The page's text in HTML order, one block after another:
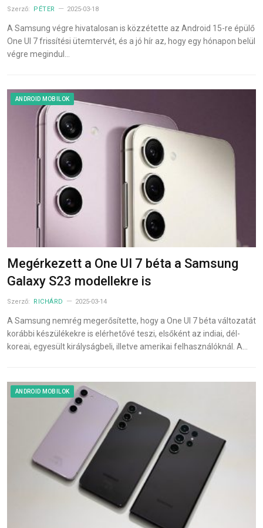
Szerző: PÉTER 2025-03-18
A Samsung végre hivatalosan is közzétette az Android 15-re épülő
One UI 7 frissítési ütemtervét, és a jó hír az, hogy egy hónapon belül
végre megindul…
ANDROID MOBILOK
Megérkezett a One UI 7 béta a Samsung
Galaxy S23 modellekre is
Szerző: RICHÁRD 2025-03-14
A Samsung nemrég megerősítette, hogy a One UI 7 béta változatát
korábbi készülékekre is elérhetővé teszi, elsőként az indiai, dél-
koreai, egyesült királyságbeli, illetve amerikai felhasználóknál. A…
ANDROID MOBILOK